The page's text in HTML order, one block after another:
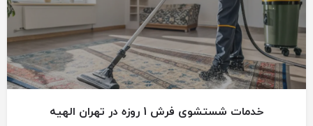
خدمات شستشوی فرش 1 روزه در تهران الهیه